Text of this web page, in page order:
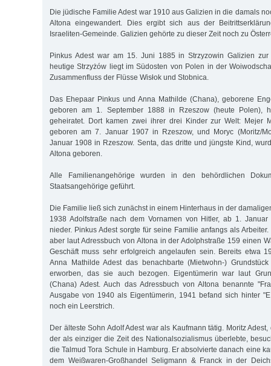
Die jüdische Familie Adest war 1910 aus Galizien in die damals
Altona eingewandert. Dies ergibt sich aus der
Israeliten-Gemeinde. Galizien gehörte zu dieser Zeit noch zu
Pinkus Adest war am 15. Juni 1885 in Strzyzowin Galizien zur
heutige Strzyżów liegt im Südosten von Polen in der
Zusammenfluss der Flüsse Wisłok und Stobnica.
Das Ehepaar Pinkus und Anna Mathilde (Chana), geborene
geboren am 1. September 1888 in Rzeszow (heute Polen),
geheiratet. Dort kamen zwei ihrer drei Kinder zur Welt: Mejer
geboren am 7. Januar 1907 in Rzeszow, und Moryc (Moritz/
Januar 1908 in Rzeszow. Senta, das dritte und jüngste Kind,
Altona geboren.
Alle Familienangehörige wurden in den behördlichen
Staatsangehörige geführt.
Die Familie ließ sich zunächst in einem Hinterhaus in der
1938 Adolfstraße nach dem Vornamen von Hitler, ab 1. Januar
nieder. Pinkus Adest sorgte für seine Familie anfangs als
aber laut Adressbuch von Altona in der Adolphstraße 159 einen
Geschäft muss sehr erfolgreich angelaufen sein. Bereits etwa
Anna Mathilde Adest das benachbarte (Mietwohn-)
erworben, das sie auch bezogen. Eigentümerin war laut
(Chana) Adest. Auch das Adressbuch von Altona benannte
Ausgabe von 1940 als Eigentümerin, 1941 befand sich hinter
noch ein Leerstrich.
Der älteste Sohn Adolf Adest war als Kaufmann tätig. Moritz
der als einziger die Zeit des Nationalsozialismus überlebte,
die Talmud Tora Schule in Hamburg. Er absolvierte danach eine
dem Weißwaren-Großhandel Seligmann & Franck in der